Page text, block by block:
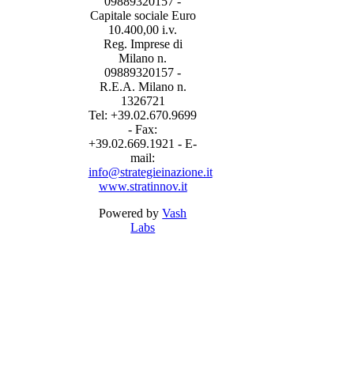
Capitale sociale Euro
10.400,00 i.v.
Reg. Imprese di
Milano n.
09889320157 -
R.E.A. Milano n.
1326721
Tel: +39.02.670.9699
- Fax:
+39.02.669.1921 - E-
mail:
info@strategieinazione.it
www.stratinnov.it
Powered byVash
Labs